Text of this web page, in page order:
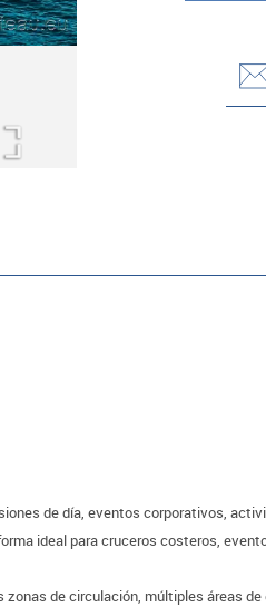
de día, eventos corporativos,
ideal para cruceros costeros,
de circulación, múltiples áreas